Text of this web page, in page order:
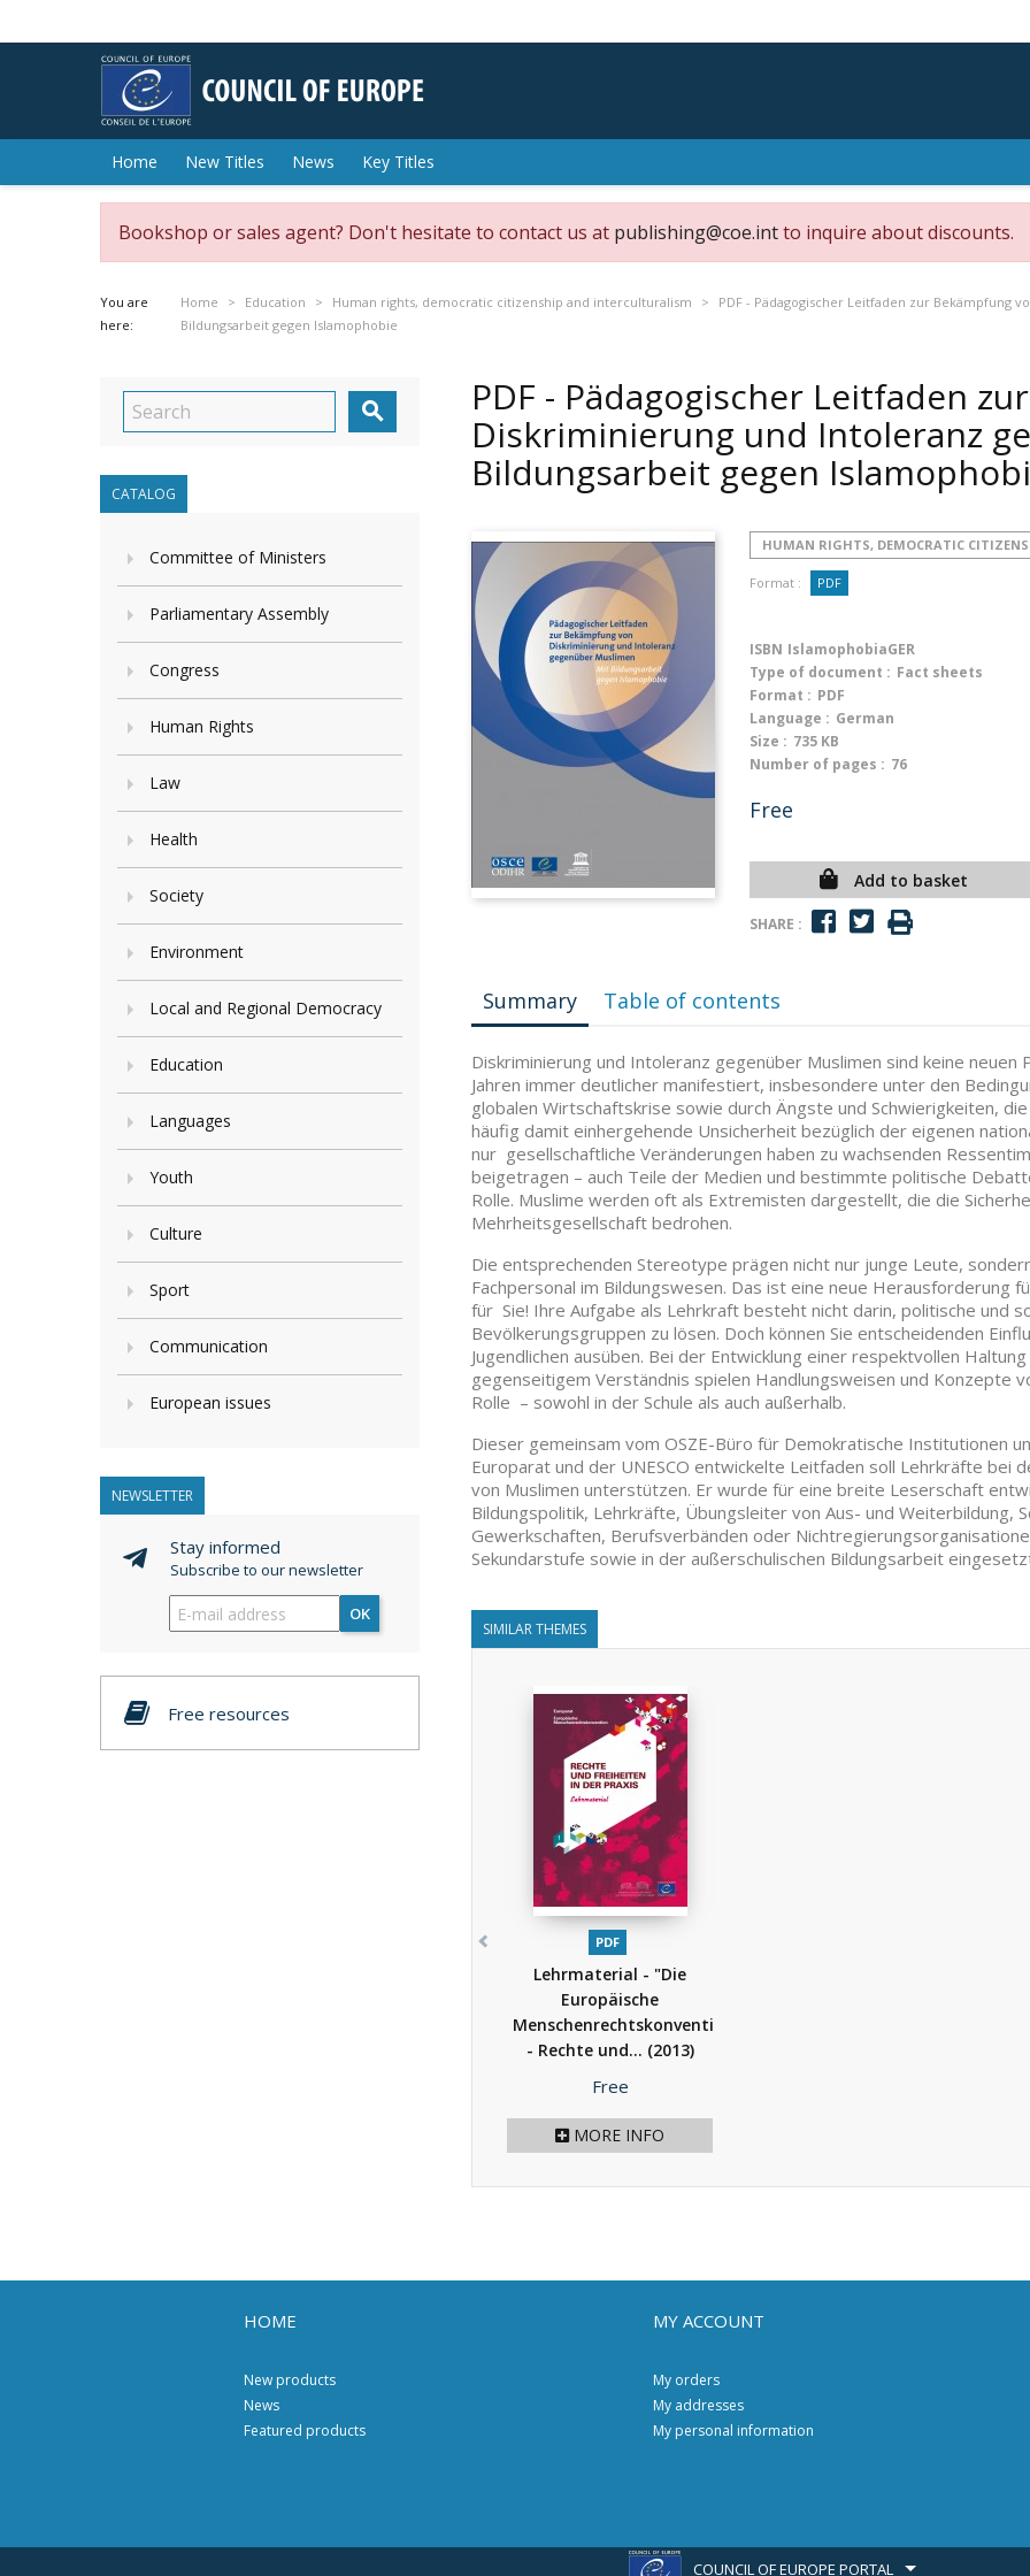
Home New Titles News Key Titles
Bookshop or sales agent? Don't hesitate to contact us at publishing@coe.intto inquire about discounts.
You are
here:
Home Education Human rights, democratic citizenship and interculturalism
PDF - Pädagogischer Leitfaden zur Bekämpfung
Bildungsarbeit gegen Islamophobie

CATALOG
Committee of Ministers
Parliamentary Assembly
Congress
Human Rights
Law
Health
Society
Environment
Local and Regional Democracy
Education
Languages
Youth
Culture
Sport
Communication
European issues
NEWSLETTER
Stay informed
Subscribe to our newsletter
OK
Free resources
PDF - Pädagogischer Leitfaden
Diskriminierung und Intoleranz
Bildungsarbeit gegen
HUMAN RIGHTS, DEMOCRATIC
Format : PDF
ISBN IslamophobiaGER
Type of document : Fact sheets
Format : PDF
Language : German
Size : 735 KB
Number of pages : 76
Free
Add to basket
SHARE :
Summary Table of contents
Diskriminierung und Intoleranz gegenüber Muslimen sind keine neuen
Jahren immer deutlicher manifestiert, insbesondere unter den
globalen Wirtschaftskrise sowie durch Ängste und Schwierigkeiten,
häufig damit einhergehende Unsicherheit bezüglich der eigenen
nur gesellschaftliche Veränderungen haben zu wachsenden
beigetragen – auch Teile der Medien und bestimmte politische
Rolle. Muslime werden oft als Extremisten dargestellt, die die
Mehrheitsgesellschaft bedrohen.
Die entsprechenden Stereotype prägen nicht nur junge Leute,
Fachpersonal im Bildungswesen. Das ist eine neue Herausforderung
für Sie! Ihre Aufgabe als Lehrkraft besteht nicht darin, politische und
Bevölkerungsgruppen zu lösen. Doch können Sie entscheidenden
Jugendlichen ausüben. Bei der Entwicklung einer respektvollen
gegenseitigem Verständnis spielen Handlungsweisen und Konzepte
Rolle – sowohl in der Schule als auch außerhalb.
Dieser gemeinsam vom OSZE-Büro für Demokratische Institutionen
Europarat und der UNESCO entwickelte Leitfaden soll Lehrkräfte bei
von Muslimen unterstützen. Er wurde für eine breite Leserschaft
Bildungspolitik, Lehrkräfte, Übungsleiter von Aus- und Weiterbildung,
Gewerkschaften, Berufsverbänden oder
Sekundarstufe sowie in der außerschulischen Bildungsarbeit
SIMILAR THEMES
PDF
Lehrmaterial - "Die
Europäische
Menschenrechtskonvention
- Rechte und... (2013)
Price
Free
MORE INFO
HOME
New products
News
Featured products
MY ACCOUNT
My orders
My addresses
My personal information
COUNCIL OF EUROPE PORTAL